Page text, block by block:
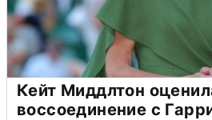
Кейт Миддлтон
воссоединение с